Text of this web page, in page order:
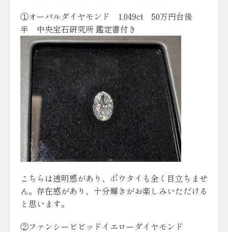
①オーバルダイヤモンド 1.049ct 50万円台後
半 中央宝石研究所 鑑定書付き
こちらは透明感があり、ボウタイも全く目立ちませ
ん。存在感があり、十分輝きがお楽しみいただける
と思います。
②ファンシービビッドイエローダイヤモンド